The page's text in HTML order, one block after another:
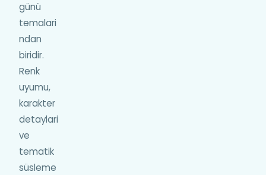
günü
temalari
ndan
biridir.
Renk
uyumu,
karakter
detaylari
ve
tematik
süsleme